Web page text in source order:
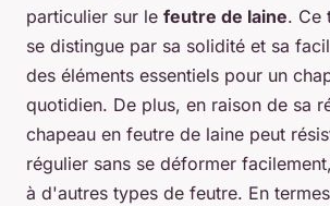
particulier sur le feutre de laine. Ce
se distingue par sa solidité et sa
des éléments essentiels pour un
quotidien. De plus, en raison de sa
chapeau en feutre de laine peut
régulier sans se déformer
à d'autres types de feutre. En